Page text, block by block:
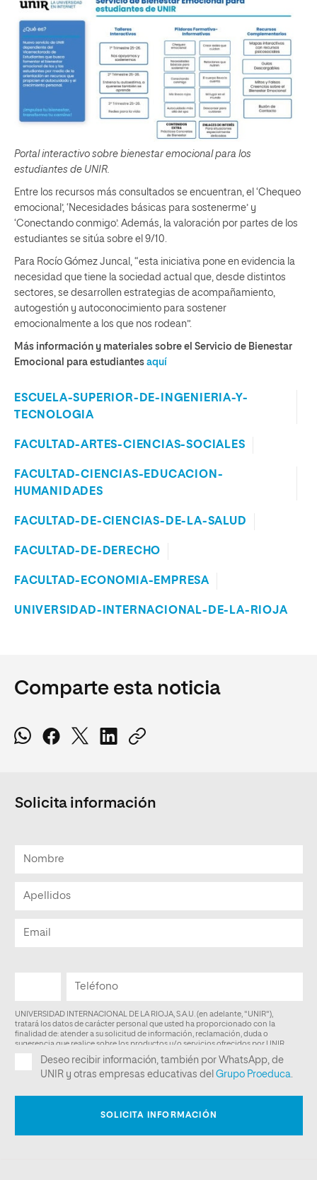
Portal interactivo sobre bienestar emocional para los
estudiantes de UNIR.
Entre los recursos más consultados se encuentran, el ‘Chequeo
emocional’, ‘Necesidades básicas para sostenerme’ y
‘Conectando conmigo’. Además, la valoración por partes de los
estudiantes se sitúa sobre el 9/10.
Para Rocío Gómez Juncal, “esta iniciativa pone en evidencia la
necesidad que tiene la sociedad actual que, desde distintos
sectores, se desarrollen estrategias de acompañamiento,
autogestión y autoconocimiento para sostener
emocionalmente a los que nos rodean”.
Más información y materiales sobre el Servicio de Bienestar
Emocional para estudiantes aquí
ESCUELA-SUPERIOR-DE-INGENIERIA-Y-
TECNOLOGIA
FACULTAD-ARTES-CIENCIAS-SOCIALES
FACULTAD-CIENCIAS-EDUCACION-
HUMANIDADES
FACULTAD-DE-CIENCIAS-DE-LA-SALUD
FACULTAD-DE-DERECHO
FACULTAD-ECONOMIA-EMPRESA
UNIVERSIDAD-INTERNACIONAL-DE-LA-RIOJA
Comparte esta noticia
Solicita información